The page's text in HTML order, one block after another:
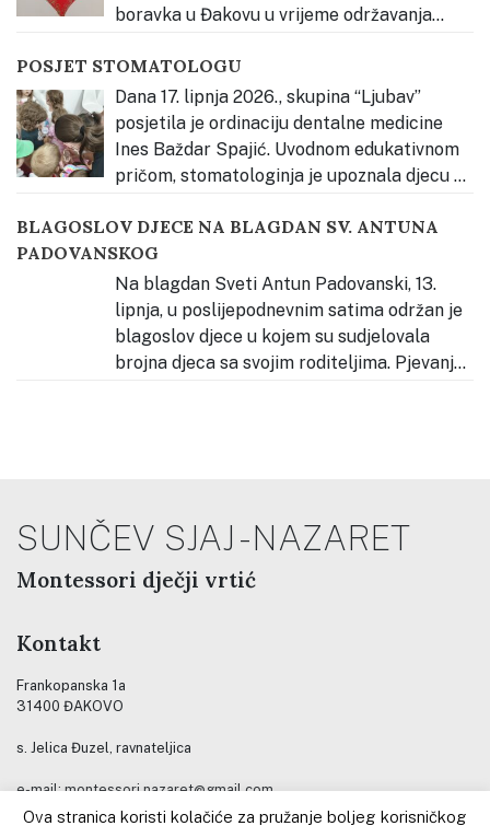
boravka u Đakovu u vrijeme održavanja
pjesmom te mu uručila prigodan poklon – dječji rad
izrađen povodom Đakovačkih vezova, kao znak
dobrodošlice i ljubavi prema našem gradu, Slavoniji…
POSJET STOMATOLOGU
Dana 17. lipnja 2026., skupina “Ljubav”
posjetila je ordinaciju dentalne medicine
Ines Baždar Spajić. Uvodnom edukativnom
pričom, stomatologinja je upoznala djecu sa
zube. Djeca su se potom hrabro “provozala” na
stomatološkoj stolici i čistili naslage na modelu zubala
kako bi vidjeli kako…
BLAGOSLOV DJECE NA BLAGDAN SV. ANTUNA
PADOVANSKOG
Na blagdan Sveti Antun Padovanski, 13.
lipnja, u poslijepodnevnim satima održan je
blagoslov djece u kojem su sudjelovala
brojna djeca sa svojim roditeljima. Pjevanje
SUNČEV SJAJ - NAZARET
Montessori dječji vrtić
Kontakt
Frankopanska 1a
31400 ĐAKOVO
s. Jelica Đuzel, ravnateljica
e-mail: montessori.nazaret@gmail.com
gsm: (+385) 099 3341319
Ova stranica koristi kolačiće za pružanje boljeg korisničkog